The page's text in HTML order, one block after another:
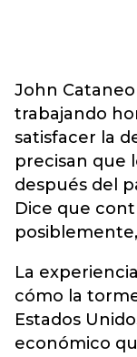
John
trabajando
satisfacer la
precisan que
después del
Dice que
La
cómo la
Estados
económico